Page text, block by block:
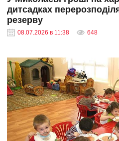
дитсадках
резерву
08.07.2026 в 11:38 648